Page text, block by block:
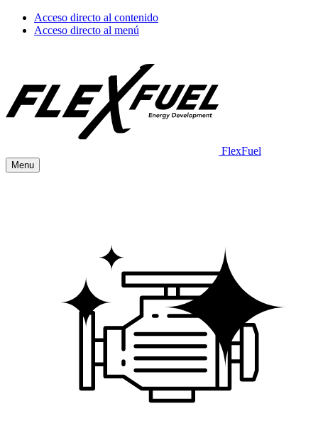
Acceso directo al contenido
Acceso directo al menú
FlexFuel
Menu